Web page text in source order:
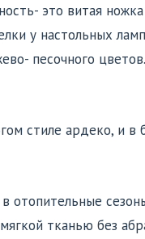
это витая
у настольных
песочного
стиле ардеко, и в
отопительные
тканью без